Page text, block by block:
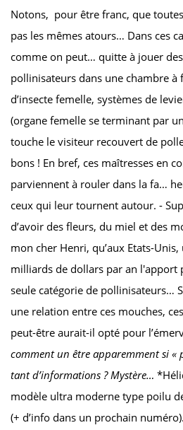
Notons, pour être franc, que
pas les mêmes atours… Dans ces
comme on peut… quitte à jouer
pollinisateurs dans une chambre
d’insecte femelle, systèmes de
(organe femelle se terminant par
touche le visiteur recouvert de
bons ! En bref, ces maîtresses en
parviennent à rouler dans la fa…
ceux qui leur tournent autour. -
d’avoir des fleurs, du miel et des
mon cher Henri, qu’aux Etats-
milliards de dollars par an l'apport
seule catégorie de pollinisateurs…
une relation entre ces mouches,
peut-être aurait-il opté pour
comment un être apparemment si «
tant d’informations ? Mystère…
modèle ultra moderne type poilu
(+ d’info dans un prochain numéro).